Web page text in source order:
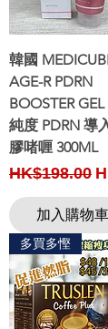
韓國
AGE-R PDRN
BOOSTER
純度 PDRN 導
膠啫喱 300ML
Regular
HK$198.00
加入購物車
多買多慳